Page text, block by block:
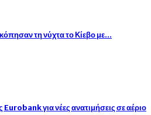
τη νύχτα το Κίεβο με…
Eurobank για νέες ανατιμήσεις σε αέριο